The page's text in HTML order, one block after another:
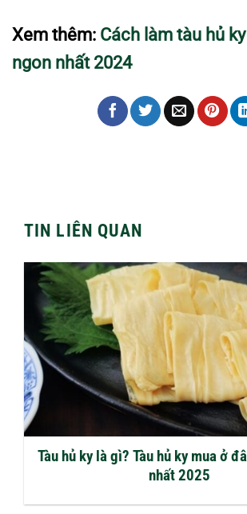
Xem thêm: Cách làm tàu hủ
ngon nhất 2024
TIN LIÊN QUAN
Tàu hủ ky là gì? Tàu hủ ky mua ở
nhất 2025